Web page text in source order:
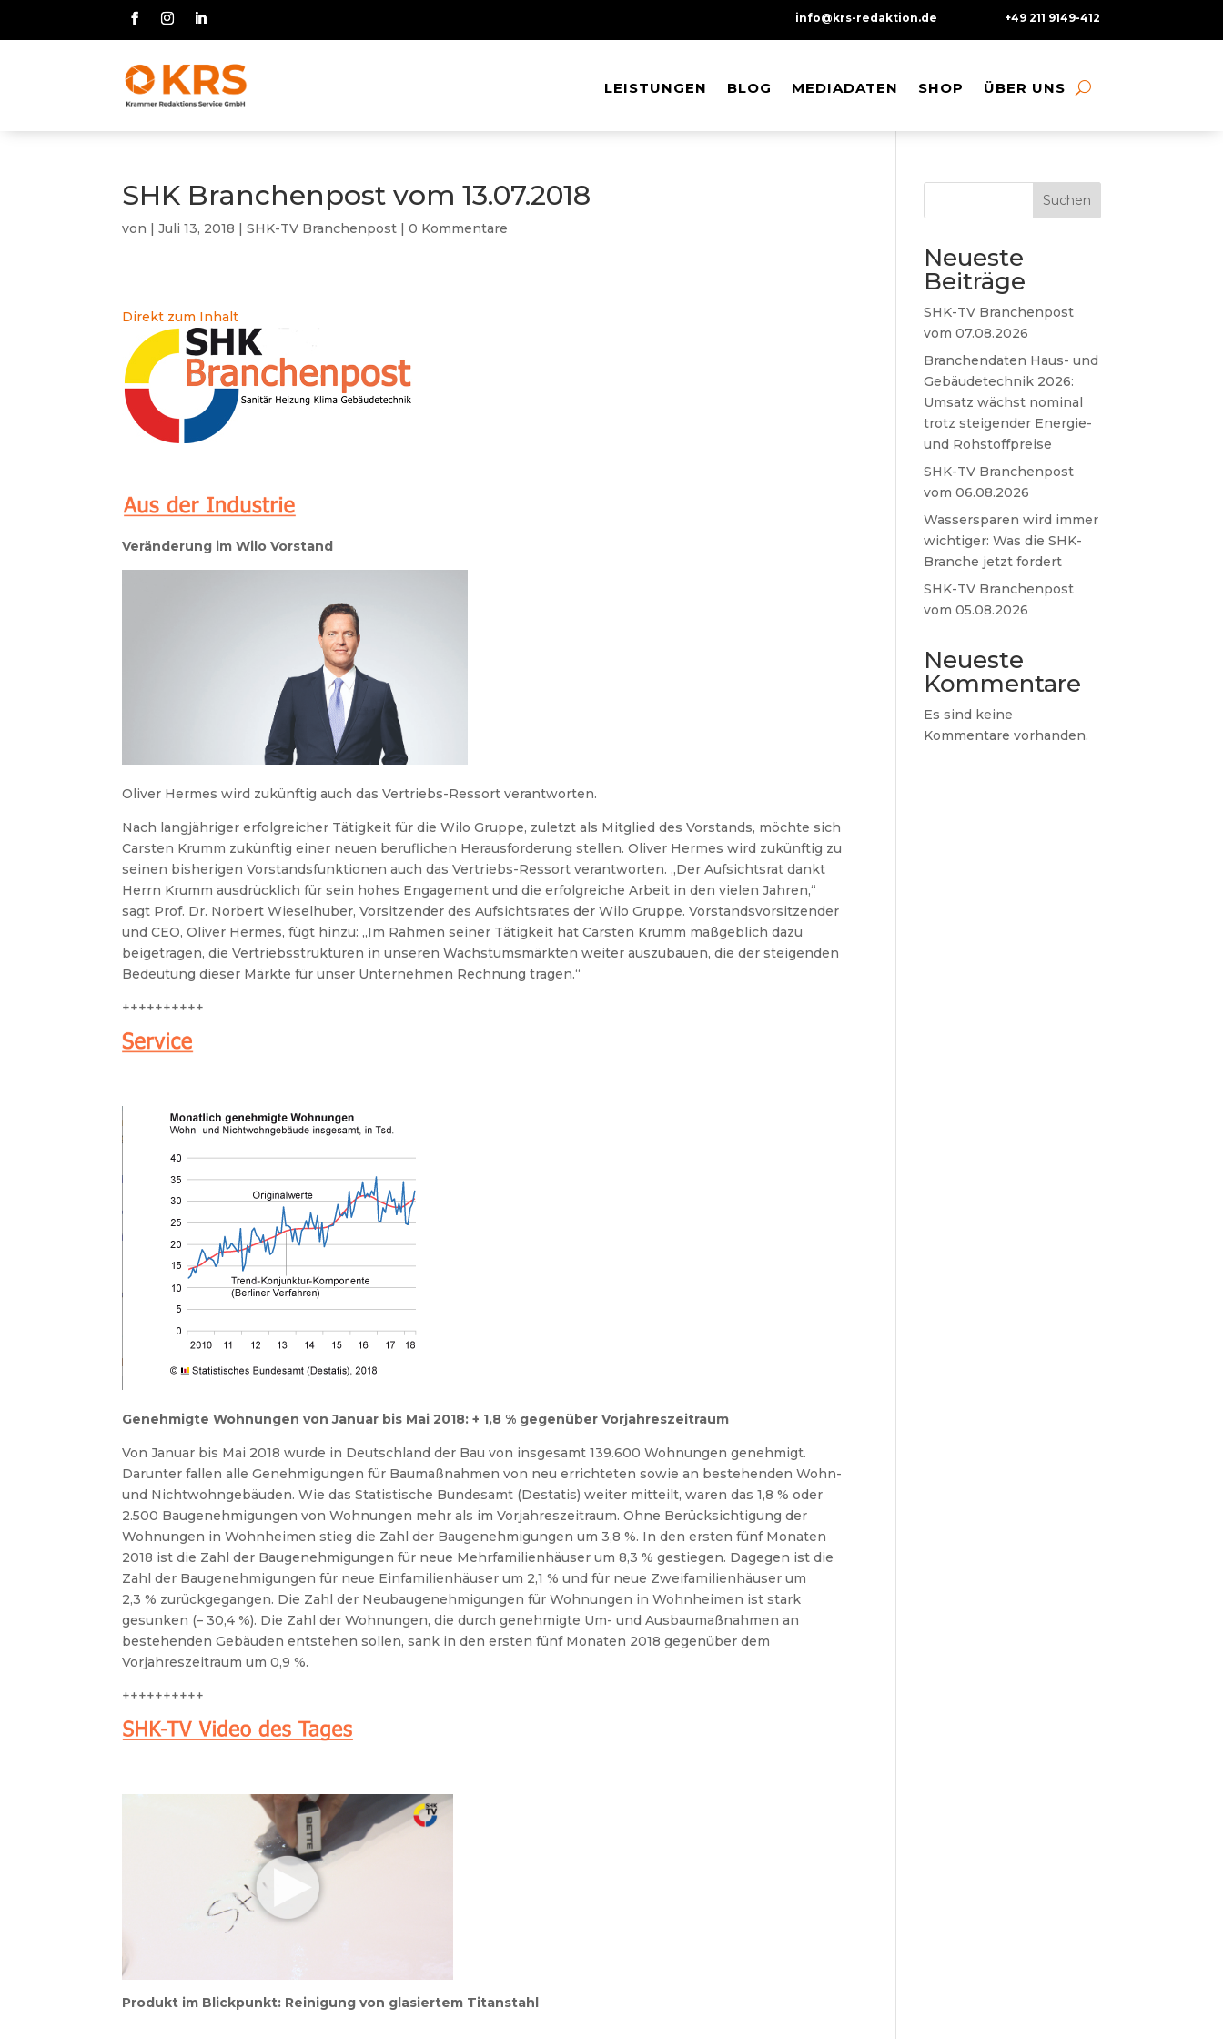
info@krs-redaktion.de +49 211 9149-412
LEISTUNGEN BLOG MEDIADATEN SHOP ÜBER UNS
LEISTUNGEN BLOG MEDIADATEN SHOP ÜBER UNS
SHK Branchenpost vom 13.07.2018
von |Juli 13, 2018 |SHK-TV Branchenpost |0 Kommentare
Direkt zum Inhalt
Veränderung im Wilo Vorstand
Oliver Hermes wird zukünftig auch das Vertriebs-Ressort verantworten.
Nach langjähriger erfolgreicher Tätigkeit für die Wilo Gruppe, zuletzt als Mitglied des Vorstands, möchte sich
Carsten Krumm zukünftig einer neuen beruflichen Herausforderung stellen.Oliver Hermes wird zukünftig zu
seinen bisherigen Vorstandsfunktionen auch das Vertriebs-Ressort verantworten. „Der Aufsichtsrat dankt
Herrn Krumm ausdrücklich für sein hohes Engagement und die erfolgreiche Arbeit in den vielen Jahren,“
sagt Prof. Dr. Norbert Wieselhuber, Vorsitzender des Aufsichtsrates der Wilo Gruppe. Vorstandsvorsitzender
und CEO, Oliver Hermes, fügt hinzu: „Im Rahmen seiner Tätigkeit hat Carsten Krumm maßgeblich dazu
beigetragen, die Vertriebsstrukturen in unseren Wachstumsmärkten weiter auszubauen, die der steigenden
Bedeutung dieser Märkte für unser Unternehmen Rechnung tragen.“
++++++++++
Genehmigte Wohnungen von Januar bis Mai 2018: + 1,8 % gegenüber Vorjahreszeitraum
Von Januar bis Mai 2018 wurde in Deutschland der Bau von insgesamt 139.600 Wohnungen genehmigt.
Darunter fallen alle Genehmigungen für Baumaßnahmen von neu errichteten sowie an bestehenden Wohn-
und Nichtwohngebäuden. Wie das Statistische Bundesamt (Destatis) weiter mitteilt, waren das 1,8 % oder
2.500 Baugenehmigungen von Wohnungen mehr als im Vorjahreszeitraum. Ohne Berücksichtigung der
Wohnungen in Wohnheimen stieg die Zahl der Baugenehmigungen um 3,8 %. In den ersten fünf Monaten
2018 ist die Zahl der Baugenehmigungen für neue Mehrfamilienhäuser um 8,3 % gestiegen. Dagegen ist die
Zahl der Baugenehmigungen für neue Einfamilienhäuser um 2,1 % und für neue Zweifamilienhäuser um
2,3 % zurückgegangen. Die Zahl der Neubaugenehmigungen für Wohnungen in Wohnheimen ist stark
gesunken (– 30,4 %). Die Zahl der Wohnungen, die durch genehmigte Um- und Ausbaumaßnahmen an
bestehenden Gebäuden entstehen sollen, sank in den ersten fünf Monaten 2018 gegenüber dem
Vorjahreszeitraum um 0,9 %.
++++++++++
Produkt im Blickpunkt: Reinigung von glasiertem Titanstahl
Suchen
Neueste
Beiträge
SHK-TV Branchenpost
vom 07.08.2026
Branchendaten Haus- und
Gebäudetechnik 2026:
Umsatz wächst nominal
trotz steigender Energie-
und Rohstoffpreise
SHK-TV Branchenpost
vom 06.08.2026
Wassersparen wird immer
wichtiger: Was die SHK-
Branche jetzt fordert
SHK-TV Branchenpost
vom 05.08.2026
Neueste
Kommentare
Es sind keine
Kommentare vorhanden.